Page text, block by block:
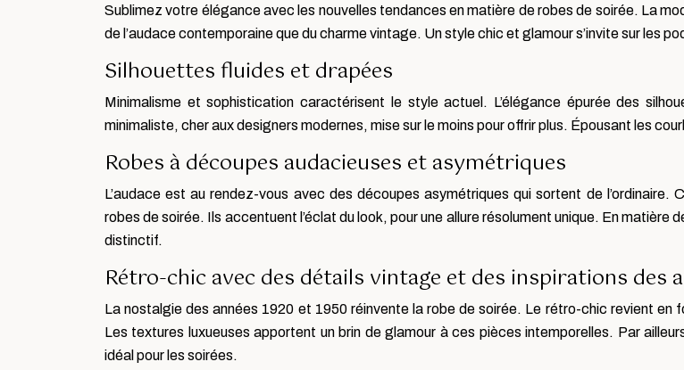
Sublimez votre élégance avec les nouvelles tendances en matière de robes de soirée. La
de l’audace contemporaine que du charme vintage. Un style chic et glamour s’invite sur les
Silhouettes fluides et drapées
Minimalisme et sophistication caractérisent le style actuel. L’élégance épurée des
minimaliste, cher aux designers modernes, mise sur le moins pour offrir plus. Épousant les
Robes à découpes audacieuses et asymétriques
L’audace est au rendez-vous avec des découpes asymétriques qui sortent de
robes de soirée. Ils accentuent l’éclat du look, pour une allure résolument unique. En matière
distinctif.
Rétro-chic avec des détails vintage et des inspirations des
La nostalgie des années 1920 et 1950 réinvente la robe de soirée. Le rétro-chic revient en
Les textures luxueuses apportent un brin de glamour à ces pièces intemporelles. Par
idéal pour les soirées.